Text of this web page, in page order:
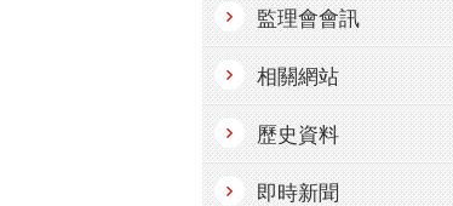
監理會會訊
相關網站
歷史資料
即時新聞